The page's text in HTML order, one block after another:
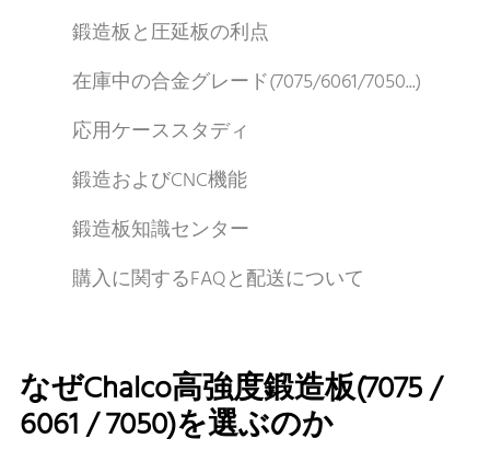
鍛造板と圧延板の利点
在庫中の合金グレード(7075/6061/7050...)
応用ケーススタディ
鍛造およびCNC機能
鍛造板知識センター
購入に関するFAQと配送について
なぜChalco高強度鍛造板(7075 /
6061 / 7050)を選ぶのか